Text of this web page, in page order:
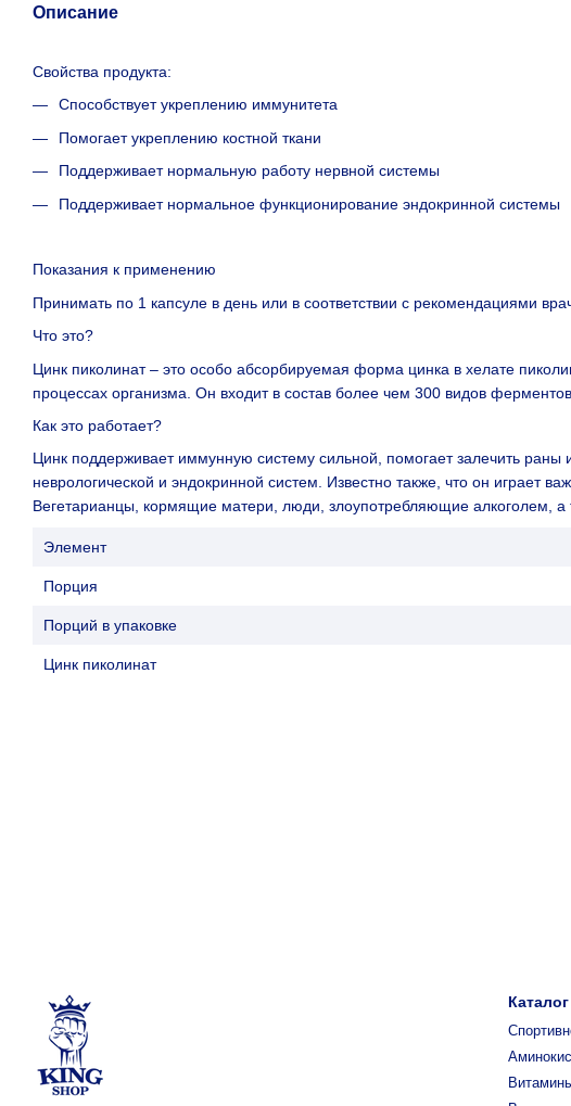
Описание
Свойства продукта:
Способствует укреплению иммунитета
Помогает укреплению костной ткани
Поддерживает нормальную работу нервной системы
Поддерживает нормальное функционирование эндокринной системы
Показания к применению
Принимать по 1 капсуле в день или в соответствии с рекомендациями
Что это?
Цинк пиколинат – это особо абсорбируемая форма цинка в хелате
процессах организма. Он входит в состав более чем 300 видов ферментов.
Как это работает?
Цинк поддерживает иммунную систему сильной, помогает залечить
неврологической и эндокринной систем. Известно также, что он играет
Вегетарианцы, кормящие матери, люди, злоупотребляющие алкоголем, а
Элемент
Порция
Порций в упаковке
Цинк пиколинат
Каталог